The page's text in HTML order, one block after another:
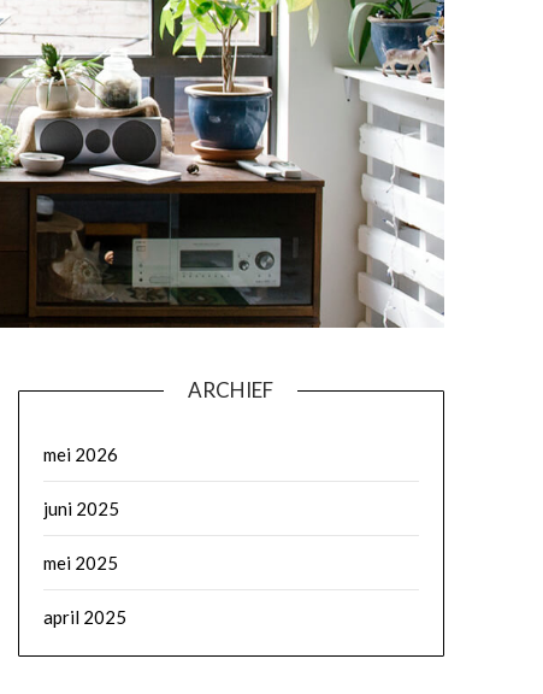
ARCHIEF
mei 2026
juni 2025
mei 2025
april 2025